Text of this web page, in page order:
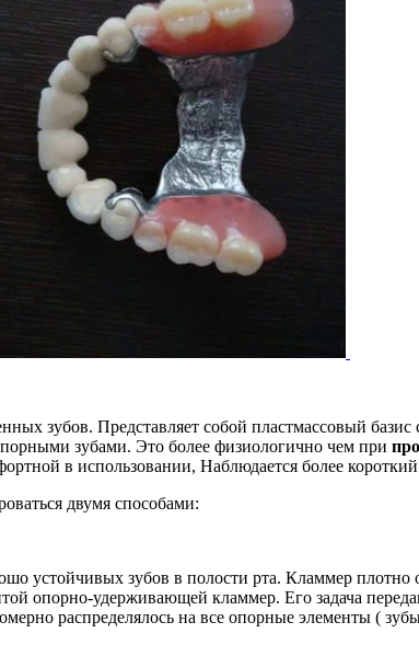
зубов. Представляет собой пластмассовый
зубами. Это более физиологично чем при
в использовании, Наблюдается более
двумя способами:
устойчивых зубов в полости рта. Кламмер
опорно-удерживающей кламмер. Его задача
распределялось на все опорные элементы (